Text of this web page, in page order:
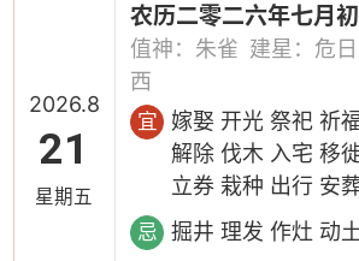
2026.8
21
星期五
农历二零二六年七月
值神：朱雀 建星：危日
西
宜
嫁娶 开光 祭祀 祈
解除 伐木 入宅 移
立券 栽种 出行 安
忌 掘井 理发 作灶 动